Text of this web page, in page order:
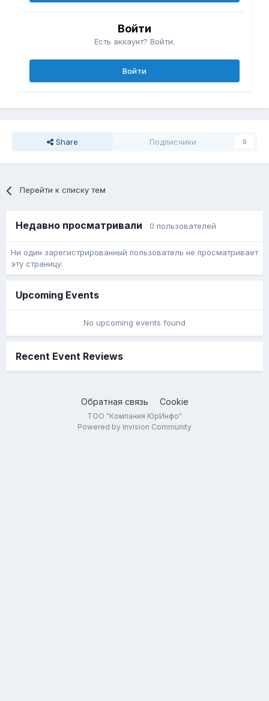
Войти
Есть аккаунт? Войти.
Войти
Share Подписчики 0
Перейти к списку тем
Недавно просматривали 0 пользователей
Ни один зарегистрированный пользователь не просматривает
эту страницу.
Upcoming Events
No upcoming events found
Recent Event Reviews
Обратная связь Cookie
ТОО "Компания ЮрИнфо"
Powered by Invision Community